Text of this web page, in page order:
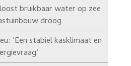
bruikbaar water op zee
droog
‘Een stabiel kasklimaat en